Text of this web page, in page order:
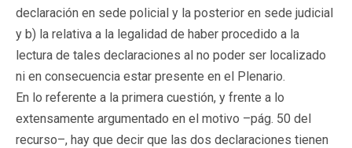
declaración en sede policial y la posterior en sede judicial
y b) la relativa a la legalidad de haber procedido a la
lectura de tales declaraciones al no poder ser localizado
ni en consecuencia estar presente en el Plenario.
En lo referente a la primera cuestión, y frente a lo
extensamente argumentado en el motivo –pág. 50 del
recurso–, hay que decir que las dos declaraciones tienen